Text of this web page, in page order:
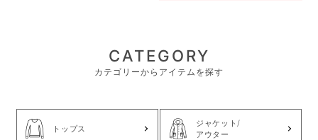
CATEGORY
カテゴリーからアイテムを探す
トップス
ジャケット/
アウター